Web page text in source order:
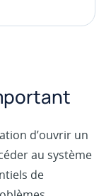
d’ouvrir un
au système
de